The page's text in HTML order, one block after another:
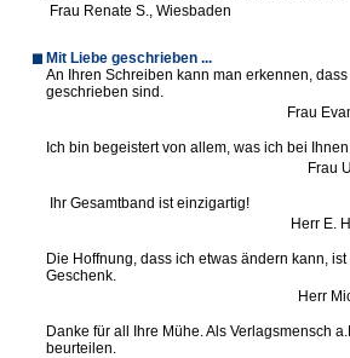
Frau Renate S., Wiesbaden
Mit Liebe geschrieben ...
An Ihren Schreiben kann man erkennen,
geschrieben sind.
Frau
Ich bin begeistert von allem, was ich bei
Frau
Ihr Gesamtband ist einzigartig!
Herr E.
Die Hoffnung, dass ich etwas ändern kann,
Geschenk.
Herr
Danke für all Ihre Mühe. Als Verlagsmensch
beurteilen.